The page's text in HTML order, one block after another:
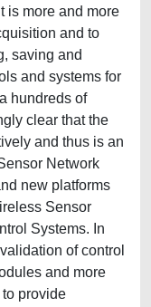
is more and more
and to
saving and
and systems for
hundreds of
clear that the
and thus is an
Network
new platforms
Sensor
Systems. In
of control
and more
provide